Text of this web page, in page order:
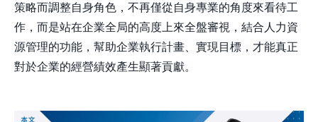
策略而調整自身角色，不再僅從自身專業的角度來看待工
作，而是站在企業全局的高度上來全盤審視，結合人力資
源管理的功能，幫助企業執行計畫、實現目標，才能真正
對於企業的經營績效產生顯著貢獻。